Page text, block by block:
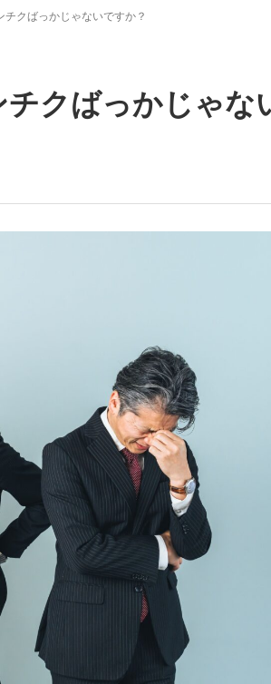
クばっかじゃないですか？
クばっかじゃな